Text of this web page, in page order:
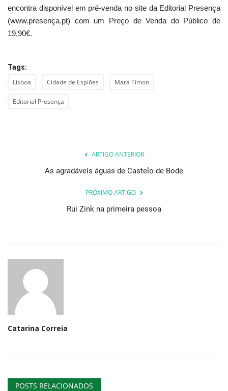
encontra disponível em pré-venda no site da Editorial Presença
(www.presença.pt) com um Preço de Venda do Público de
19,90€.
Tags:
Lisboa Cidade de Espiões Mara Timon
Editorial Presença
ARTIGO ANTERIOR
As agradáveis águas de Castelo de Bode
PRÓXIMO ARTIGO
Rui Zink na primeira pessoa
Catarina Correia
POSTS RELACIONADOS